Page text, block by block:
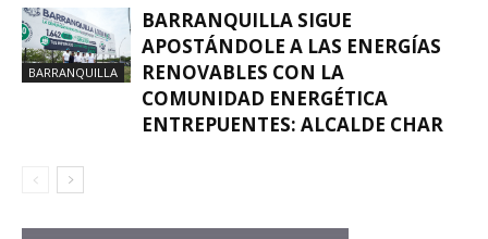
BARRANQUILLA
BARRANQUILLA SIGUE
APOSTÁNDOLE A LAS ENERGÍAS
RENOVABLES CON LA
COMUNIDAD ENERGÉTICA
ENTREPUENTES: ALCALDE CHAR